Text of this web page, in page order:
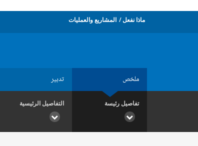
ماذا نفعل المشاريع والعمليات
ملخص تدبير
تفاصيل رئيسة التفاصيل الرئيسية